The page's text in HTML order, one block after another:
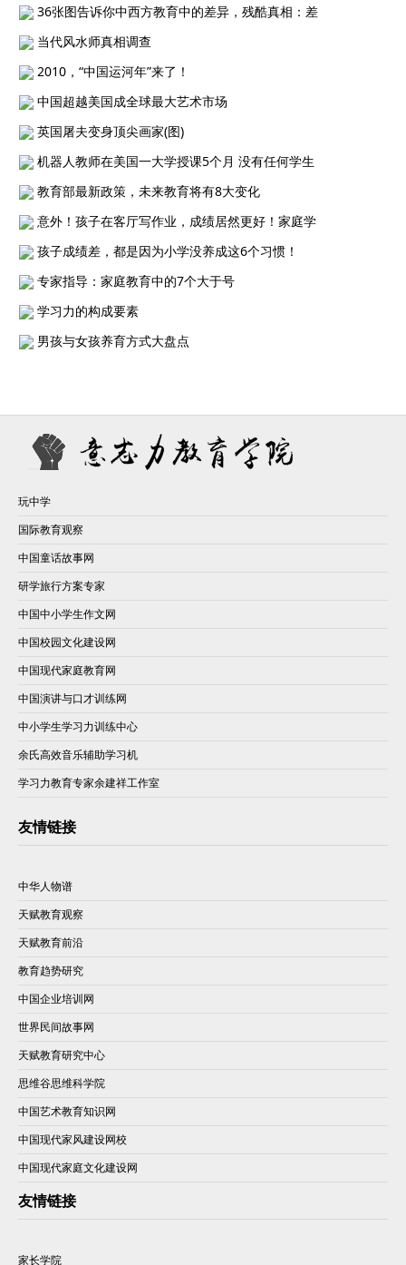
36张图告诉你中西方教育中的差异，残酷真相：差
当代风水师真相调查
2010，“中国运河年”来了！
中国超越美国成全球最大艺术市场
英国屠夫变身顶尖画家(图)
机器人教师在美国一大学授课5个月 没有任何学生
教育部最新政策，未来教育将有8大变化
意外！孩子在客厅写作业，成绩居然更好！家庭学
孩子成绩差，都是因为小学没养成这6个习惯！
专家指导：家庭教育中的7个大于号
学习力的构成要素
男孩与女孩养育方式大盘点
玩中学
国际教育观察
中国童话故事网
研学旅行方案专家
中国中小学生作文网
中国校园文化建设网
中国现代家庭教育网
中国演讲与口才训练网
中小学生学习力训练中心
余氏高效音乐辅助学习机
学习力教育专家余建祥工作室
友情链接
中华人物谱
天赋教育观察
天赋教育前沿
教育趋势研究
中国企业培训网
世界民间故事网
天赋教育研究中心
思维谷思维科学院
中国艺术教育知识网
中国现代家风建设网校
中国现代家庭文化建设网
友情链接
家长学院